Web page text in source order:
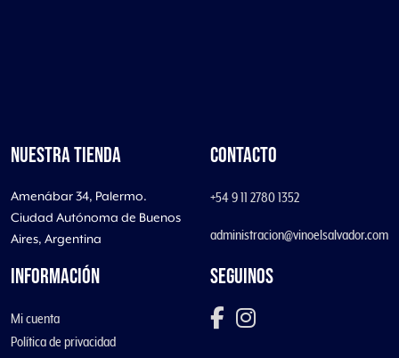
NUESTRA TIENDA
Amenábar 34, Palermo.
Ciudad Autónoma de Buenos
Aires, Argentina
CONTACTO
+54 9 11 2780 1352
administracion@vinoelsalvador.com
INFORMACIÓN
Mi cuenta
Política de privacidad
SEGUINOS